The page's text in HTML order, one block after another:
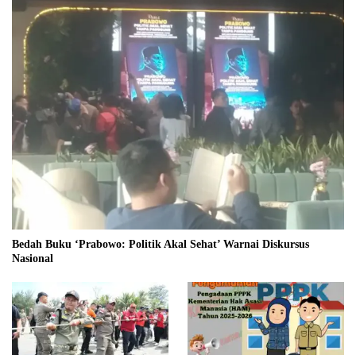
Bedah Buku ‘Prabowo: Politik Akal Sehat’ Warnai Diskursus
Nasional